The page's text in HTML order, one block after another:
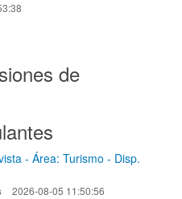
de
- Área: Turismo - Disp.
2026-08-05 11:50:56